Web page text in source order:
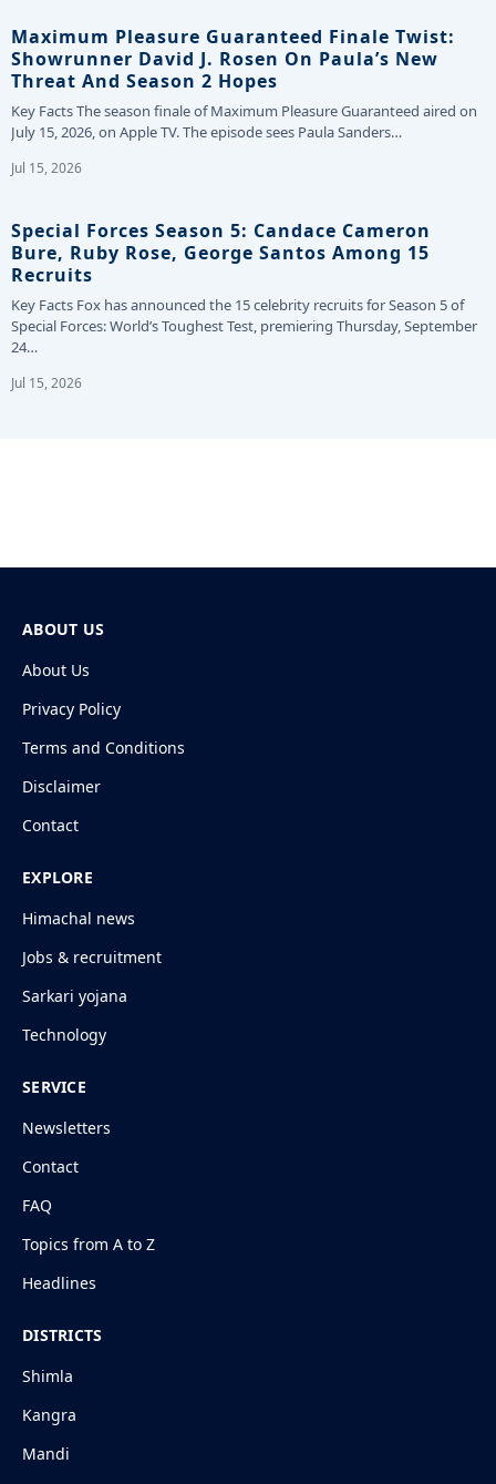
Maximum Pleasure Guaranteed Finale Twist:
Showrunner David J. Rosen On Paula’s New
Threat And Season 2 Hopes
Key Facts The season finale of Maximum Pleasure Guaranteed aired on
July 15, 2026, on Apple TV. The episode sees Paula Sanders…
Jul 15, 2026
Special Forces Season 5: Candace Cameron
Bure, Ruby Rose, George Santos Among 15
Recruits
Key Facts Fox has announced the 15 celebrity recruits for Season 5 of
Special Forces: World’s Toughest Test, premiering Thursday, September
24…
Jul 15, 2026
ABOUT US
About Us
Privacy Policy
Terms and Conditions
Disclaimer
Contact
EXPLORE
Himachal news
Jobs & recruitment
Sarkari yojana
Technology
SERVICE
Newsletters
Contact
FAQ
Topics from A to Z
Headlines
DISTRICTS
Shimla
Kangra
Mandi